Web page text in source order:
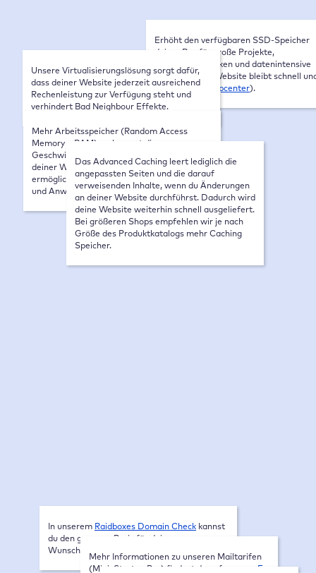
Erhöht den verfügbaren SSD-Speicher
deiner Box für große Projekte,
Medienbibliotheken und datenintensive
Plugins. Deine Website bleibt schnell
stabil (siehe
Helpcenter).
Unsere Virtualisierungslösung sorgt dafür,
dass deiner Website jederzeit ausreichend
Rechenleistung zur Verfügung steht und
verhindert Bad Neighbour Effekte.
1 vCore
⤷ CPU Typ
Shared Cores
Mehr Arbeitsspeicher (Random Access
Memory = RAM) verbessert die
Geschwindigkeit und Reaktionsfähigkeit
deiner Website, indem es dem Server
ermöglicht, Daten schneller zu verarbeiten
und Anwendungen effizienter auszuführen.
Server Cache
Das Advanced Caching leert lediglich die
angepassten Seiten und die darauf
verweisenden Inhalte, wenn du Änderungen
an deiner Website durchführst. Dadurch wird
deine Website weiterhin schnell ausgeliefert.
Bei größeren Shops empfehlen wir je nach
Größe des Produktkatalogs mehr Caching
Speicher.
Varnish (32 MB)
Anzahl Datenbanken
Optimal für WooCommerce
Optimal für High-Traffic Websites
Optimal für Memberships Sites
Performance
In unserem Raidboxes Domain Check kannst
du den genauen Preis für deine
Wunschdomain kalkulieren.
ab 1,00 €
E-Mail Postfach
Mehr Informationen zu unseren Mailtarifen
(Mini, Starter, Pro) findest du auf unserer E-
Accessibility Widget